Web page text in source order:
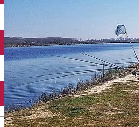
English
Încărcare vehicule electrice